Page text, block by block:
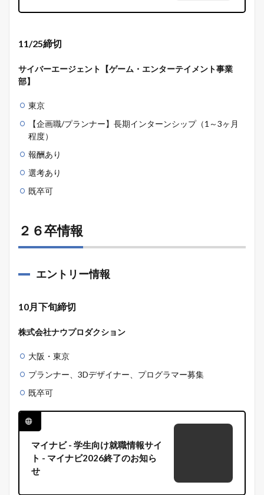
11/25締切
サイバーエージェント【ゲーム・エンターテイメント事業
部】
東京
【企画職/プランナー】長期インターンシップ（1～3ヶ月
程度）
報酬あり
選考あり
既卒可
２６卒情報
エントリー情報
10月下旬締切
株式会社ナウプロダクション
大阪・東京
プランナー、3Dデザイナー、プログラマー募集
既卒可
マイナビ - 学生向け就職情報サイ
ト - マイナビ2026終了のお知ら
せ